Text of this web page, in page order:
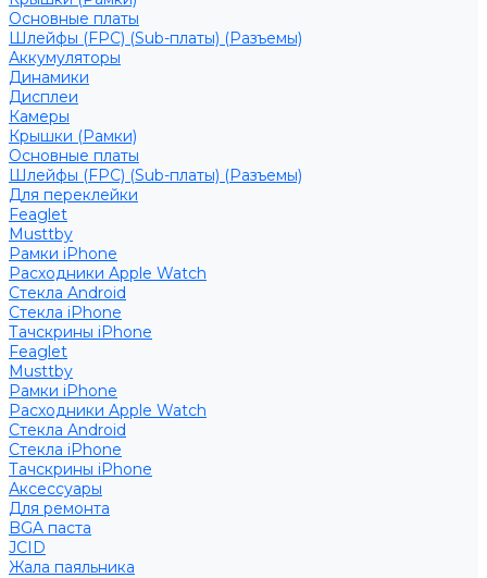
Основные платы
Шлейфы (FPC) (Sub-платы) (Разъемы)
Аккумуляторы
Динамики
Дисплеи
Камеры
Крышки (Рамки)
Основные платы
Шлейфы (FPC) (Sub-платы) (Разъемы)
Для переклейки
Feaglet
Musttby
Рамки iPhone
Расходники Apple Watch
Стекла Android
Стекла iPhone
Тачскрины iPhone
Feaglet
Musttby
Рамки iPhone
Расходники Apple Watch
Стекла Android
Стекла iPhone
Тачскрины iPhone
Аксессуары
Для ремонта
BGA паста
JCID
Жала паяльника